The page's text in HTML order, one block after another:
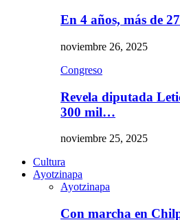
En 4 años, más de
noviembre 26, 2025
Congreso
Revela diputada
300 mil…
noviembre 25, 2025
Cultura
Ayotzinapa
Ayotzinapa
Con marcha en